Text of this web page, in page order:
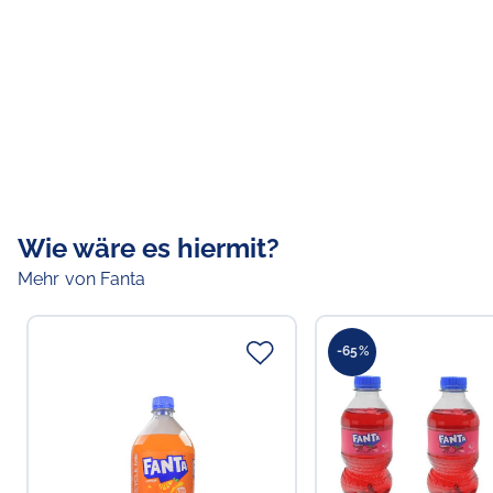
Wie wäre es hiermit?
Mehr von Fanta
-65%